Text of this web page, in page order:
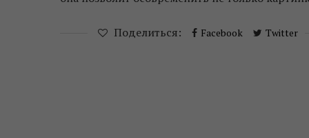
Поделиться: Facebook Twitter